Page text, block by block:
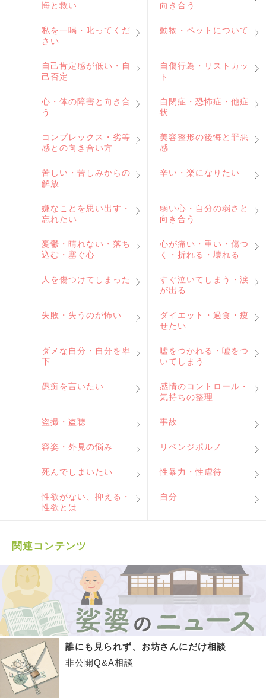
悔と救い
向き合う
私を一喝・叱ってくだ
さい
動物・ペットについて
自己肯定感が低い・自
己否定
自傷行為・リストカッ
ト
心・体の障害と向き合
う
自閉症・恐怖症・他症
状
コンプレックス・劣等
感との向き合い方
美容整形の後悔と罪悪
感
苦しい・苦しみからの
解放
辛い・楽になりたい
嫌なことを思い出す・
忘れたい
弱い心・自分の弱さと
向き合う
憂鬱・晴れない・落ち
込む・塞ぐ心
心が痛い・重い・傷つ
く・折れる・壊れる
人を傷つけてしまった
すぐ泣いてしまう・涙
が出る
失敗・失うのが怖い
ダイエット・過食・痩
せたい
ダメな自分・自分を卑
下
嘘をつかれる・嘘をつ
いてしまう
愚痴を言いたい
感情のコントロール・
気持ちの整理
盗撮・盗聴 事故
容姿・外見の悩み リベンジポルノ
死んでしまいたい 性暴力・性虐待
性欲がない、抑える・
性欲とは
自分
関連コンテンツ
誰にも見られず、お坊さんにだけ相談
非公開Q&A相談